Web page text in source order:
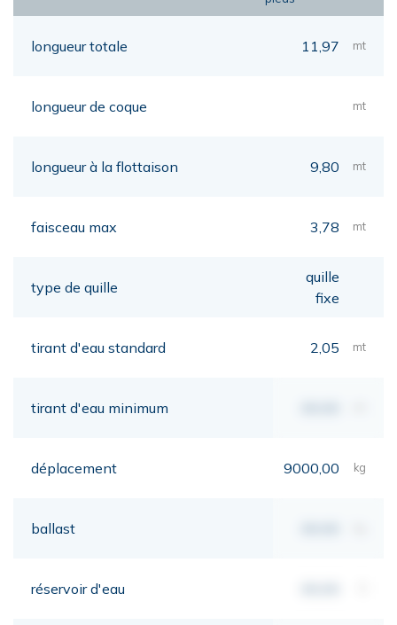
longueur totale 11,97 mt
longueur de coque mt
longueur à la flottaison 9,80 mt
faisceau max 3,78 mt
type de quille
quille
fixe
tirant d'eau standard 2,05 mt
tirant d'eau minimum
déplacement 9000,00 kg
ballast
réservoir d'eau